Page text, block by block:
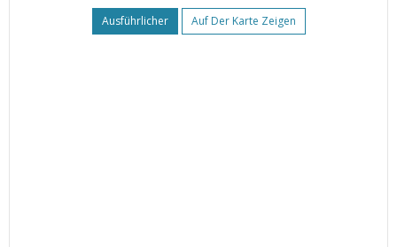
Ausführlicher Auf Der Karte Zeigen